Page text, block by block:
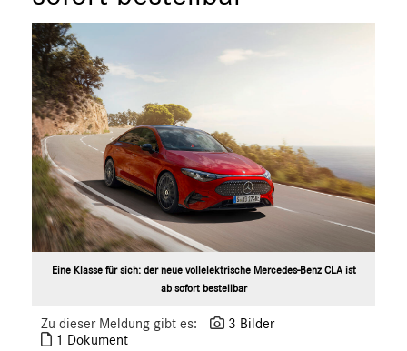
E-Klasse
E-Klasse T-Modell
CLA
CLS
G-Klasse
GLA
GLC
S-Klasse
SLC
GLB
Eine Klasse für sich: der neue vollelektrische Mercedes-Benz CLA ist
ab sofort bestellbar
Zu dieser Meldung gibt es:
3 Bilder
1 Dokument